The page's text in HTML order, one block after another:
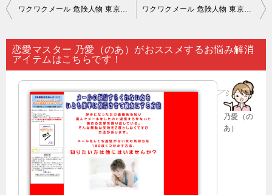
投
ナ
ビ
ワクワクメール 危険人物 東京｜勤め人になってから出会いがないと悩んでいても…。 ワクワクメール 危険人物 東京｜恋愛心理学だったり恋愛テクニックは…。
恋愛マスター 乃愛（のあ）がおススメするお悩み解消
アイテムはこちらです！
乃愛（の
あ）